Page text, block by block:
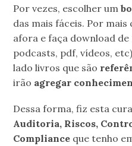
Por vezes, escolher um
das mais fáceis. Por
afora e faça download
podcasts, pdf, vídeos,
lado livros que são
irão agregar
Dessa forma, fiz esta
Auditoria, Riscos,
Compliance que tenho